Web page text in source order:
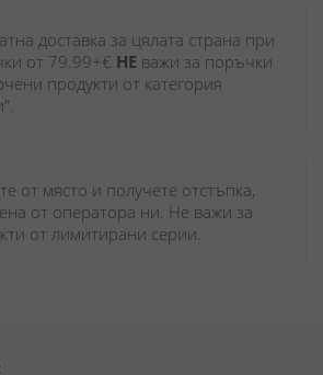
доставка за цялата страна при
от 79.99+€ НЕ важи за поръчки
продукти от категория
от място и получете отстъпка,
от оператора ни. Не важи за
от лимитирани серии.